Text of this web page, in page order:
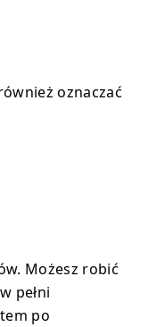
oznaczać
Możesz robić
pełni
po